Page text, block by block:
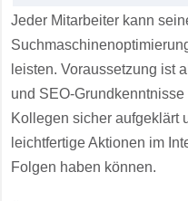
Jeder Mitarbeiter kann
leisten. Voraussetzung ist
und SEO-
Kollegen sicher aufgeklärt
leichtfertige Aktionen im
Folgen haben können.